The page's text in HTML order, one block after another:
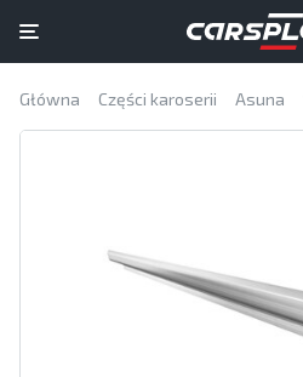
Główna Części karoserii Asuna